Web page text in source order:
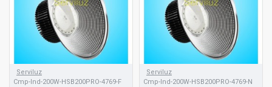
Serviluz
Cmp-Ind-200W-HSB200PRO-4769-F
Serviluz
Cmp-Ind-200W-HSB200PRO-4769-N